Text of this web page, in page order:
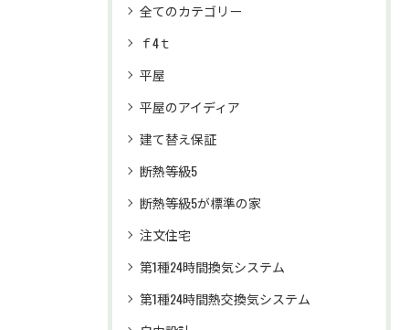
全てのカテゴリー
ｆ4ｔ
平屋
平屋のアイディア
建て替え保証
断熱等級5
断熱等級5が標準の家
注文住宅
第1種24時間換気システム
第1種24時間熱交換気システム